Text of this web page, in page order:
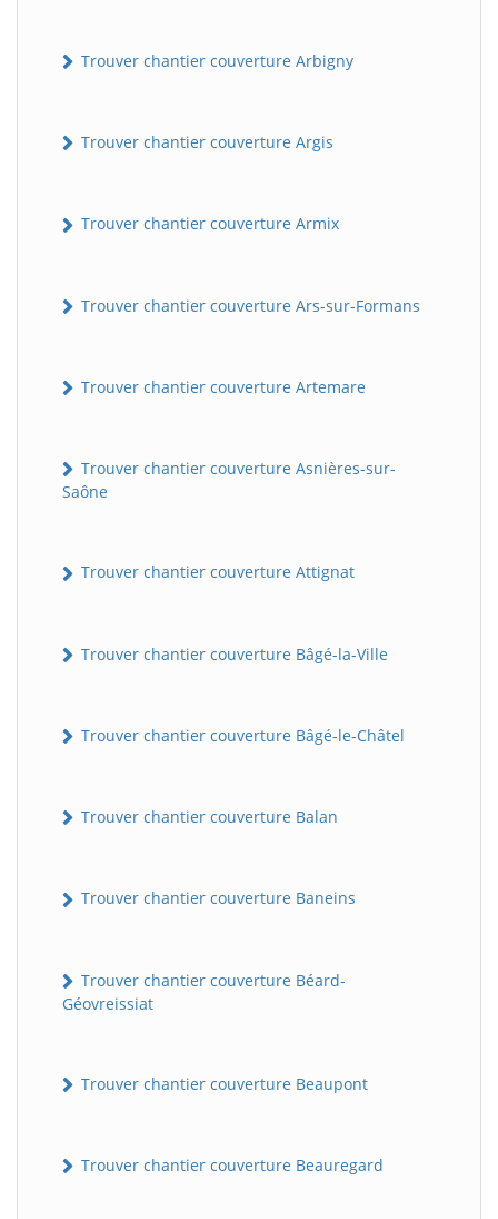
Trouver chantier couverture Arbigny
Trouver chantier couverture Argis
Trouver chantier couverture Armix
Trouver chantier couverture Ars-sur-Formans
Trouver chantier couverture Artemare
Trouver chantier couverture Asnières-sur-
Saône
Trouver chantier couverture Attignat
Trouver chantier couverture Bâgé-la-Ville
Trouver chantier couverture Bâgé-le-Châtel
Trouver chantier couverture Balan
Trouver chantier couverture Baneins
Trouver chantier couverture Béard-
Géovreissiat
Trouver chantier couverture Beaupont
Trouver chantier couverture Beauregard